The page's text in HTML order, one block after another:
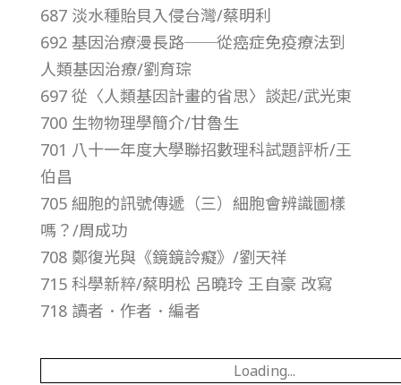
9
期
–
總
號
第
2
7
687 淡水種貽貝入侵台灣/蔡明利
692 基因治療漫長路──從癌症免疫療法到
人類基因治療/劉育琮
697 從〈人類基因計畫的省思〉談起/武光東
700 生物物理學簡介/甘魯生
701 八十一年度大學聯招數理科試題評析/王
伯昌
705 細胞的訊號傳遞（三）細胞會辨識圖樣
嗎？/周成功
708 鄭復光與《鏡鏡詅癡》/劉天祥
715 科學新粹/蔡明松 呂曉玲 王自豪 改寫
718 讀者．作者．編者
Loading...